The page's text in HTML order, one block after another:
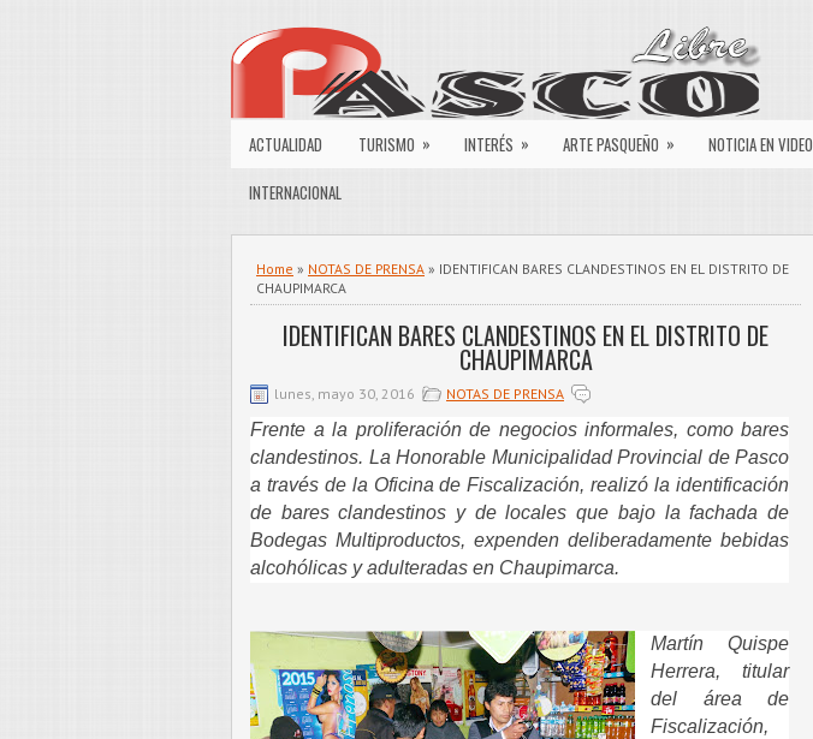
ACTUALIDAD TURISMO » INTERÉS » ARTE PASQUEÑO » NOTICIA EN VIDEO
INTERNACIONAL
Home » NOTAS DE PRENSA » IDENTIFICAN BARES CLANDESTINOS EN EL DISTRITO DE
CHAUPIMARCA
IDENTIFICAN BARES CLANDESTINOS EN EL DISTRITO DE
CHAUPIMARCA
lunes, mayo 30, 2016 NOTAS DE PRENSA
Frente a la proliferación de negocios informales, como bares
clandestinos. La Honorable Municipalidad Provincial de Pasco
a través de la Oficina de Fiscalización, realizó la identificación
de bares clandestinos y de locales que bajo la fachada de
Bodegas Multiproductos, expenden deliberadamente bebidas
alcohólicas y adulteradas en Chaupimarca.
Martín Quispe
Herrera, titular
del área de
Fiscalización,